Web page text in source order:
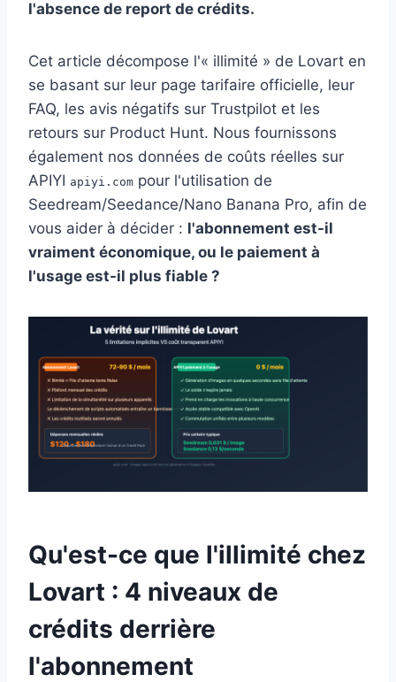
l'absence de report de crédits.
Cet article décompose l'« illimité » de Lovart en
se basant sur leur page tarifaire officielle, leur
FAQ, les avis négatifs sur Trustpilot et les
retours sur Product Hunt. Nous fournissons
également nos données de coûts réelles sur
APIYI apiyi.com pour l'utilisation de
Seedream/Seedance/Nano Banana Pro, afin de
vous aider à décider : l'abonnement est-il
vraiment économique, ou le paiement à
l'usage est-il plus fiable ?
Qu'est-ce que l'illimité chez
Lovart : 4 niveaux de
crédits derrière
l'abonnement